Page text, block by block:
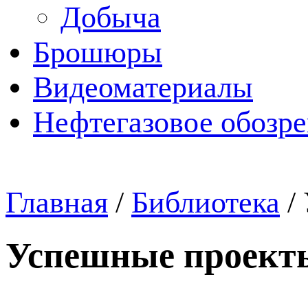
Добыча
Брошюры
Видеоматериалы
Нефтегазовое
Главная / Библиотека /
Успешные